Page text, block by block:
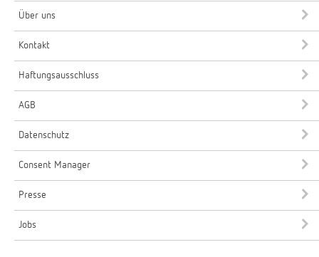
Über uns
Kontakt
Haftungsausschluss
AGB
Datenschutz
Consent Manager
Presse
Jobs